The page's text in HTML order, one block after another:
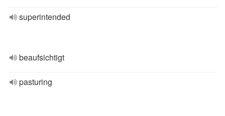
superintended
beaufsichtigt
pasturing